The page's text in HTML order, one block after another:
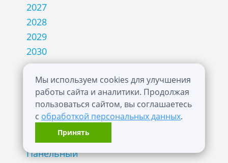
Мы используем cookies для улучшения
работы сайта и аналитики. Продолжая
пользоваться сайтом, вы соглашаетесь
с обработкой персональных данных.
Принять
2027
2028
2029
2030
Технология строительства
Блочный
Кирпичный
Кирпично-монолитный
Монолитный
Панельный